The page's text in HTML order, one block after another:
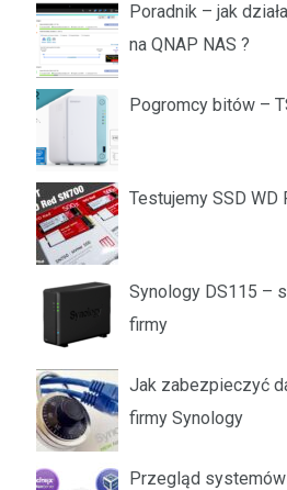
Poradnik – jak
na QNAP NAS ?
Pogromcy bitów –
Testujemy SSD WD
Synology DS115 –
firmy
Jak zabezpieczyć
firmy Synology
Przegląd